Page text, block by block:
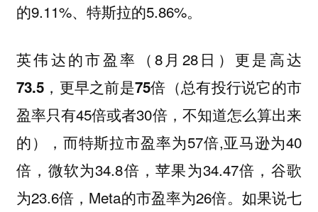
的9.11%、特斯拉的5.86%。
英伟达的市盈率（ 8月28日 ）更是高达
73.5，更早之前是75倍 （总有投行说它的市
盈率只有45倍或者30倍，不知道怎么算出来
的），而特斯拉市盈率为57倍,亚马逊为40
倍，微软为34.8倍，苹果为34.47倍，谷歌
为23.6倍，Meta的市盈率为26倍。如果说七